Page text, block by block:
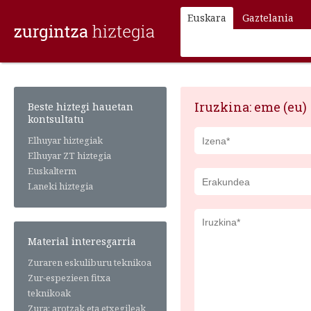
Euskara Gaztelania
Iruzkina: eme (eu)
Beste hiztegi hauetan
kontsultatu
Elhuyar hiztegiak
Elhuyar ZT hiztegia
Euskalterm
Laneki hiztegia
Material interesgarria
Zuraren eskuliburu teknikoa
Zur-espezieen fitxa
teknikoak
Zura: arotzak eta etxegileak